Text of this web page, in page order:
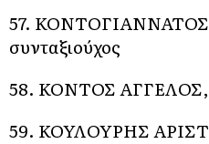
57.
συνταξιούχος
58. ΚΟΝΤΟΣ ΑΓΓΕΛΟΣ,
59. ΚΟΥΛΟΥΡΗΣ